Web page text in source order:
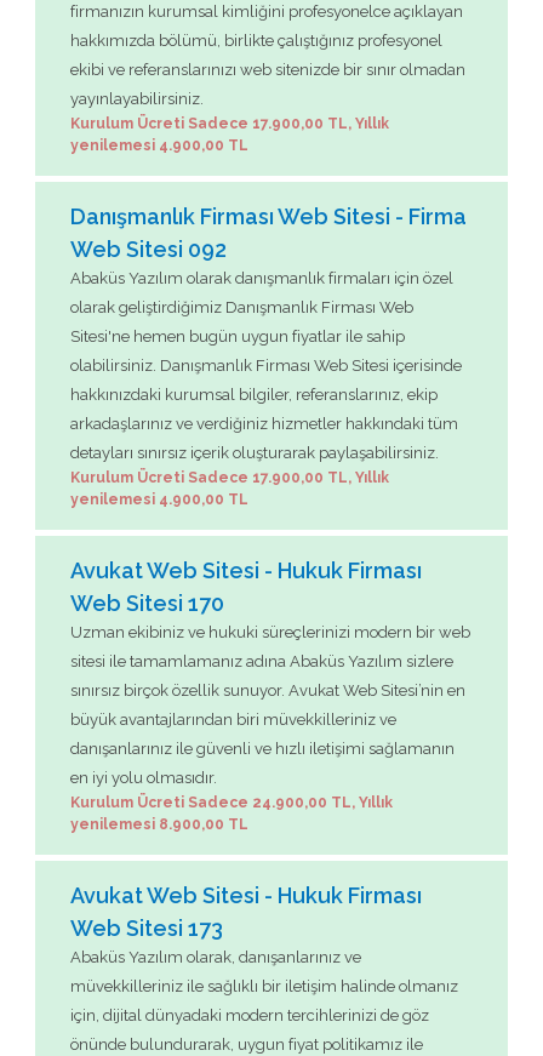
firmanızın kurumsal kimliğini profesyonelce açıklayan
hakkımızda bölümü, birlikte çalıştığınız profesyonel
ekibi ve referanslarınızı web sitenizde bir sınır olmadan
yayınlayabilirsiniz.
Kurulum Ücreti Sadece 17.900,00 TL, Yıllık
yenilemesi 4.900,00 TL
Danışmanlık Firması Web Sitesi - Firma
Web Sitesi 092
Abaküs Yazılım olarak danışmanlık firmaları için özel
olarak geliştirdiğimiz Danışmanlık Firması Web
Sitesi'ne hemen bugün uygun fiyatlar ile sahip
olabilirsiniz. Danışmanlık Firması Web Sitesi içerisinde
hakkınızdaki kurumsal bilgiler, referanslarınız, ekip
arkadaşlarınız ve verdiğiniz hizmetler hakkındaki tüm
detayları sınırsız içerik oluşturarak paylaşabilirsiniz.
Kurulum Ücreti Sadece 17.900,00 TL, Yıllık
yenilemesi 4.900,00 TL
Avukat Web Sitesi - Hukuk Firması
Web Sitesi 170
Uzman ekibiniz ve hukuki süreçlerinizi modern bir web
sitesi ile tamamlamanız adına Abaküs Yazılım sizlere
sınırsız birçok özellik sunuyor. Avukat Web Sitesi’nin en
büyük avantajlarından biri müvekkilleriniz ve
danışanlarınız ile güvenli ve hızlı iletişimi sağlamanın
en iyi yolu olmasıdır.
Kurulum Ücreti Sadece 24.900,00 TL, Yıllık
yenilemesi 8.900,00 TL
Avukat Web Sitesi - Hukuk Firması
Web Sitesi 173
Abaküs Yazılım olarak, danışanlarınız ve
müvekkilleriniz ile sağlıklı bir iletişim halinde olmanız
için, dijital dünyadaki modern tercihlerinizi de göz
önünde bulundurarak, uygun fiyat politikamız ile